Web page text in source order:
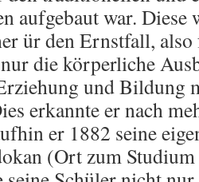
aufgebaut war. Diese
ür den Ernstfall,
die körperliche
und Bildung
erkannte er nach
er 1882 seine
(Ort zum Studium